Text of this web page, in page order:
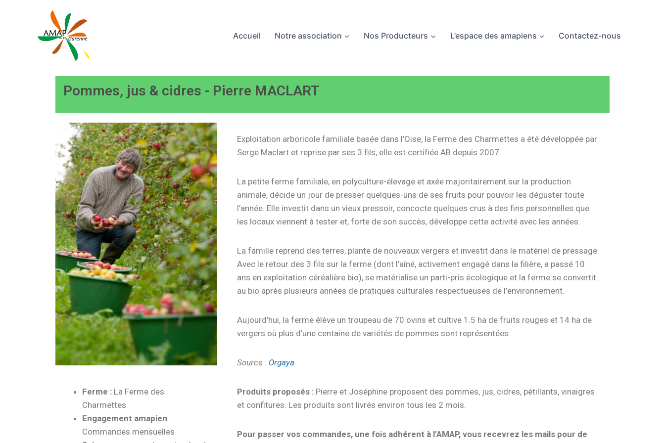
Accueil Notre association Nos Producteurs L’espace des amapiens Contactez-nous
Pommes, jus & cidres - Pierre MACLART
Ferme : La Ferme des
Charmettes
Engagement amapien :
Commandes mensuelles
Exploitation arboricole familiale basée dans l’Oise, la Ferme des Charmettes a été développée par
Serge Maclart et reprise par ses 3 fils, elle est certifiée AB depuis 2007.
La petite ferme familiale, en polyculture-élevage et axée majoritairement sur la production
animale, décide un jour de presser quelques-uns de ses fruits pour pouvoir les déguster toute
l’année. Elle investit dans un vieux pressoir, concocte quelques crus à des fins personnelles que
les locaux viennent à tester et, forte de son succès, développe cette activité avec les années.
La famille reprend des terres, plante de nouveaux vergers et investit dans le matériel de pressage.
Avec le retour des 3 fils sur la ferme (dont l’aîné, activement engagé dans la filière, a passé 10
ans en exploitation céréalière bio), se matérialise un parti-pris écologique et la ferme se convertit
au bio après plusieurs années de pratiques culturales respectueuses de l’environnement.
Aujourd’hui, la ferme élève un troupeau de 70 ovins et cultive 1.5 ha de fruits rouges et 14 ha de
vergers où plus d’une centaine de variétés de pommes sont représentées.
Source : Orgaya
Produits proposés : Pierre et Joséphine proposent des pommes, jus, cidres, pétillants, vinaigres
et confitures. Les produits sont livrés environ tous les 2 mois.
Pour passer vos commandes, une fois adhérent à l’AMAP, vous recevrez les mails pour de